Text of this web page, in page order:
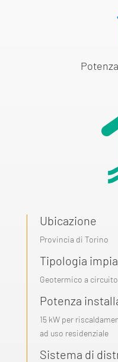
Ubicazione
Provincia di Torino
Tipologia
Geotermico a
Potenza
15 kW per
ad uso residenziale
Sistema di